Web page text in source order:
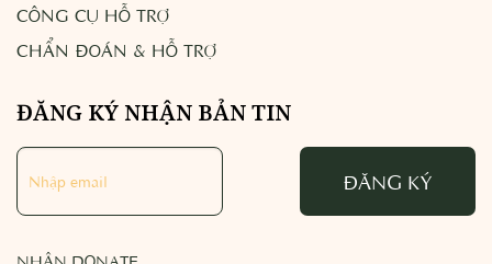
CÔNG CỤ HỖ TRỢ
CHẨN ĐOÁN & HỖ TRỢ
ĐĂNG KÝ NHẬN BẢN TIN
ĐĂNG KÝ